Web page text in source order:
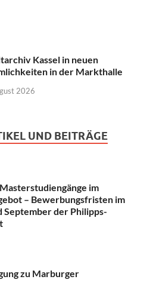
Kassel in neuen
in der Markthalle
2026
UND BEITRÄGE
im
– Bewerbungsfristen im
September der Philipps-
zu Marburger